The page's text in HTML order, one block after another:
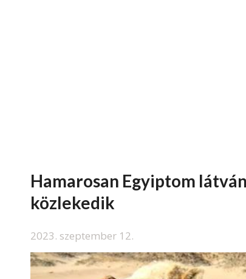
Hamarosan Egyiptom
közlekedik
2023. szeptember 12.